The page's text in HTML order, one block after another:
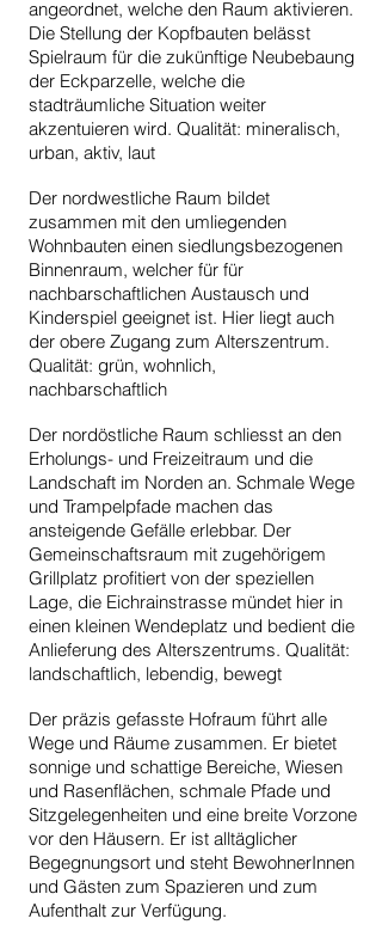
angeordnet, welche den Raum aktivieren.
Die Stellung der Kopfbauten belässt
Spielraum für die zukünftige Neubebaung
der Eckparzelle, welche die
stadträumliche Situation weiter
akzentuieren wird. Qualität: mineralisch,
urban, aktiv, laut
Der nordwestliche Raum bildet
zusammen mit den umliegenden
Wohnbauten einen siedlungsbezogenen
Binnenraum, welcher für für
nachbarschaftlichen Austausch und
Kinderspiel geeignet ist. Hier liegt auch
der obere Zugang zum Alterszentrum.
Qualität: grün, wohnlich,
nachbarschaftlich
Der nordöstliche Raum schliesst an den
Erholungs- und Freizeitraum und die
Landschaft im Norden an. Schmale Wege
und Trampelpfade machen das
ansteigende Gefälle erlebbar. Der
Gemeinschaftsraum mit zugehörigem
Grillplatz profitiert von der speziellen
Lage, die Eichrainstrasse mündet hier in
einen kleinen Wendeplatz und bedient die
Anlieferung des Alterszentrums. Qualität:
landschaftlich, lebendig, bewegt
Der präzis gefasste Hofraum führt alle
Wege und Räume zusammen. Er bietet
sonnige und schattige Bereiche, Wiesen
und Rasenflächen, schmale Pfade und
Sitzgelegenheiten und eine breite Vorzone
vor den Häusern. Er ist alltäglicher
Begegnungsort und steht BewohnerInnen
und Gästen zum Spazieren und zum
Aufenthalt zur Verfügung.